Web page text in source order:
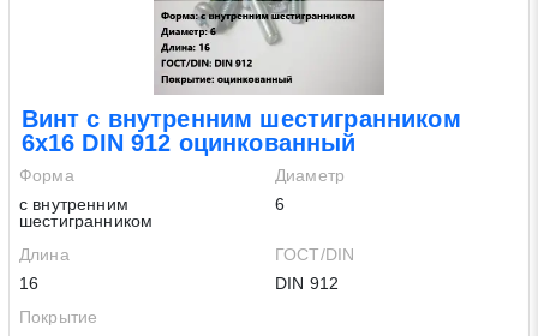
Винт с внутренним шестигранником
6х16 DIN 912 оцинкованный
Форма
с внутренним
шестигранником
Диаметр
6
Длина
16
ГОСТ/DIN
DIN 912
Покрытие